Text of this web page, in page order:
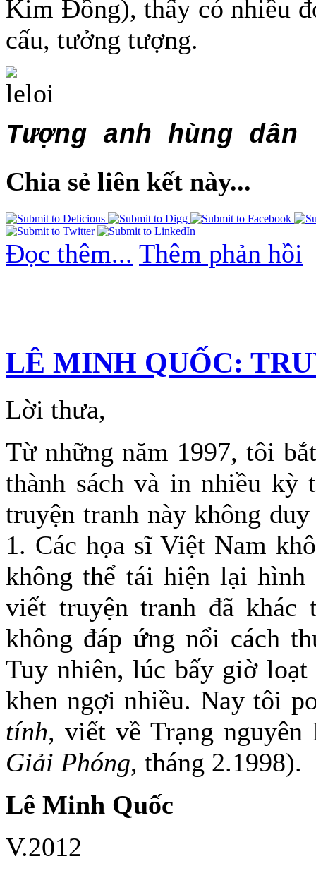
Kim Đồng), thấy có nhiều
cấu, tưởng tượng.
Tượng anh hùng
Chia sẻ liên kết này...
Đọc thêm... Thêm phản hồi
LÊ MINH QUỐC:
Lời thưa,
Từ những năm 1997, tôi
thành sách và in nhiều kỳ
truyện tranh này không
1. Các họa sĩ Việt Nam
không thể tái hiện lại hình
viết truyện tranh đã
không đáp ứng nổi cách
Tuy nhiên, lúc bấy giờ
khen ngợi nhiều. Nay tôi
tính, viết về Trạng
Giải Phóng, tháng 2.1998).
Lê Minh Quốc
V.2012